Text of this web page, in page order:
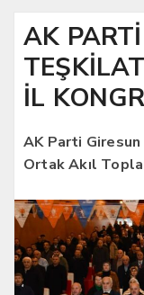
AK
İL
AK Parti
Ortak Akıl